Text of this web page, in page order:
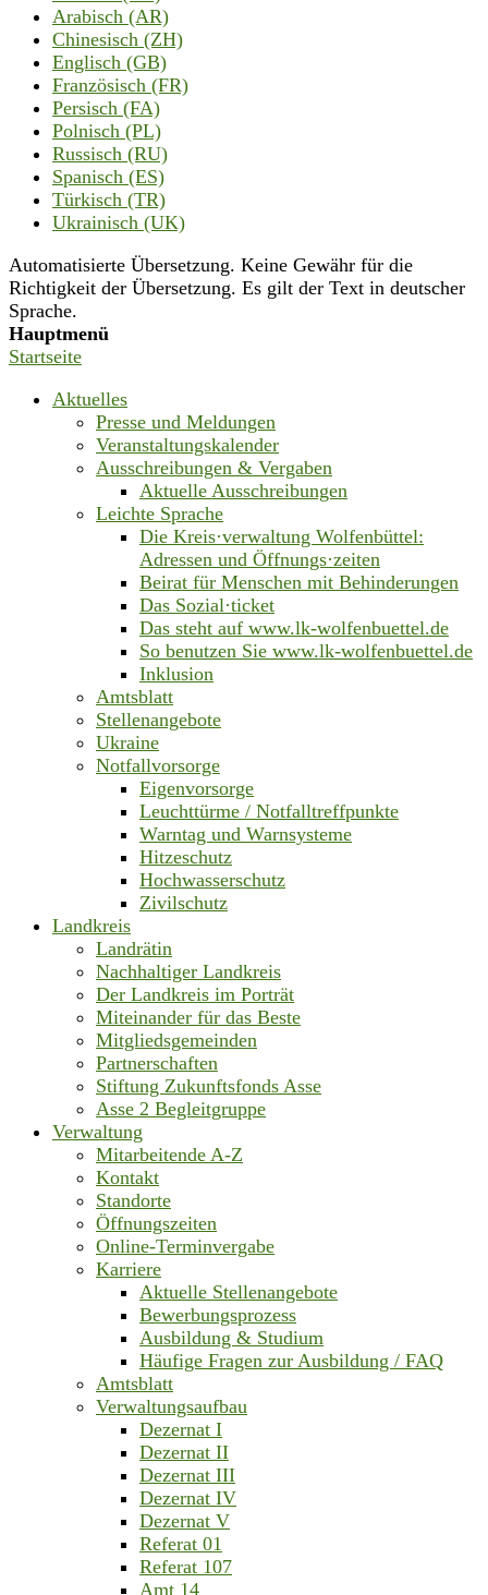
Arabisch (AR)
Chinesisch (ZH)
Englisch (GB)
Französisch (FR)
Persisch (FA)
Polnisch (PL)
Russisch (RU)
Spanisch (ES)
Türkisch (TR)
Ukrainisch (UK)
Automatisierte Übersetzung. Keine Gewähr für die
Richtigkeit der Übersetzung. Es gilt der Text in deutscher
Sprache.
Hauptmenü
Startseite
Aktuelles
Presse und Meldungen
Veranstaltungskalender
Ausschreibungen & Vergaben
Aktuelle Ausschreibungen
Leichte Sprache
Die Kreis·verwaltung Wolfenbüttel:
Adressen und Öffnungs·zeiten
Beirat für Menschen mit Behinderungen
Das Sozial·ticket
Das steht auf www.lk-wolfenbuettel.de
So benutzen Sie www.lk-wolfenbuettel.de
Inklusion
Amtsblatt
Stellenangebote
Ukraine
Notfallvorsorge
Eigenvorsorge
Leuchttürme / Notfalltreffpunkte
Warntag und Warnsysteme
Hitzeschutz
Hochwasserschutz
Zivilschutz
Landkreis
Landrätin
Nachhaltiger Landkreis
Der Landkreis im Porträt
Miteinander für das Beste
Mitgliedsgemeinden
Partnerschaften
Stiftung Zukunftsfonds Asse
Asse 2 Begleitgruppe
Verwaltung
Mitarbeitende A-Z
Kontakt
Standorte
Öffnungszeiten
Online-Terminvergabe
Karriere
Aktuelle Stellenangebote
Bewerbungsprozess
Ausbildung & Studium
Häufige Fragen zur Ausbildung / FAQ
Amtsblatt
Verwaltungsaufbau
Dezernat I
Dezernat II
Dezernat III
Dezernat IV
Dezernat V
Referat 01
Referat 107
Amt 14